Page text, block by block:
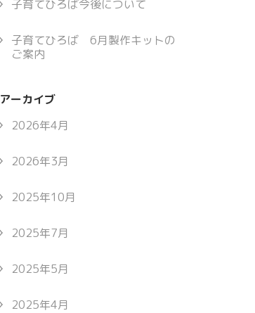
子育てひろば今後について
子育てひろば 6月製作キットの
ご案内
アーカイブ
2026年4月
2026年3月
2025年10月
2025年7月
2025年5月
2025年4月